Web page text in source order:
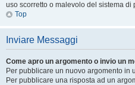
uso scorretto o malevolo del sistema
Top
Inviare Messaggi
Come apro un argomento o invio un
Per pubblicare un nuovo argomento in
Per pubblicare una risposta ad un